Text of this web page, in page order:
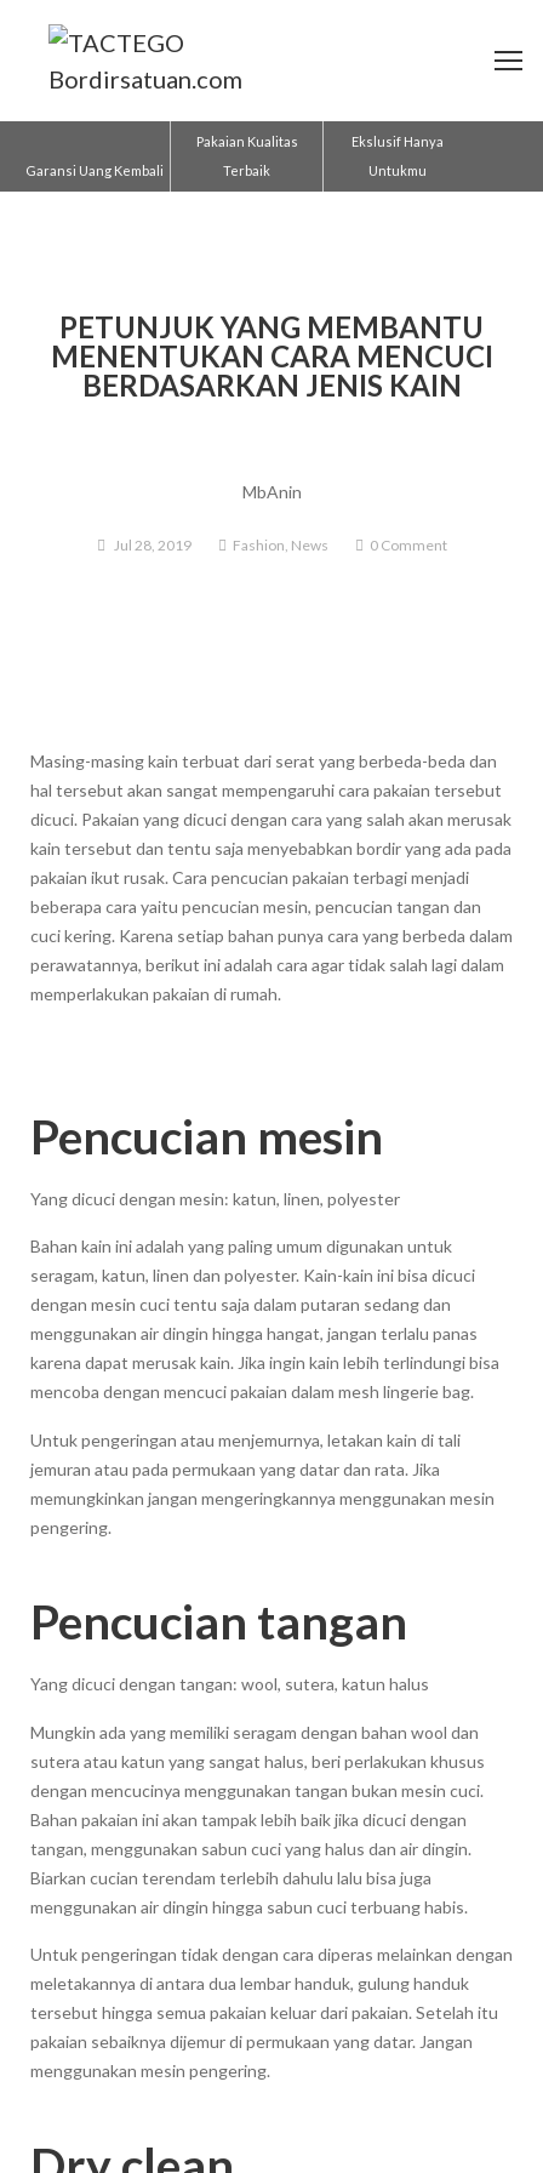
Garansi Uang Kembali
Pakaian Kualitas
Terbaik
Ekslusif Hanya
Untukmu
PETUNJUK YANG MEMBANTU
MENENTUKAN CARA MENCUCI
BERDASARKAN JENIS KAIN
MbAnin
Jul 28, 2019 Fashion, News 0 Comment
Masing-masing kain terbuat dari serat yang berbeda-beda dan
hal tersebut akan sangat mempengaruhi cara pakaian tersebut
dicuci. Pakaian yang dicuci dengan cara yang salah akan merusak
kain tersebut dan tentu saja menyebabkan bordir yang ada pada
pakaian ikut rusak. Cara pencucian pakaian terbagi menjadi
beberapa cara yaitu pencucian mesin, pencucian tangan dan
cuci kering. Karena setiap bahan punya cara yang berbeda dalam
perawatannya, berikut ini adalah cara agar tidak salah lagi dalam
memperlakukan pakaian di rumah.
Pencucian mesin
Yang dicuci dengan mesin: katun, linen, polyester
Bahan kain ini adalah yang paling umum digunakan untuk
seragam, katun, linen dan polyester. Kain-kain ini bisa dicuci
dengan mesin cuci tentu saja dalam putaran sedang dan
menggunakan air dingin hingga hangat, jangan terlalu panas
karena dapat merusak kain. Jika ingin kain lebih terlindungi bisa
mencoba dengan mencuci pakaian dalam mesh lingerie bag.
Untuk pengeringan atau menjemurnya, letakan kain di tali
jemuran atau pada permukaan yang datar dan rata. Jika
memungkinkan jangan mengeringkannya menggunakan mesin
pengering.
Pencucian tangan
Yang dicuci dengan tangan: wool, sutera, katun halus
Mungkin ada yang memiliki seragam dengan bahan wool dan
sutera atau katun yang sangat halus, beri perlakukan khusus
dengan mencucinya menggunakan tangan bukan mesin cuci.
Bahan pakaian ini akan tampak lebih baik jika dicuci dengan
tangan, menggunakan sabun cuci yang halus dan air dingin.
Biarkan cucian terendam terlebih dahulu lalu bisa juga
menggunakan air dingin hingga sabun cuci terbuang habis.
Untuk pengeringan tidak dengan cara diperas melainkan dengan
meletakannya di antara dua lembar handuk, gulung handuk
tersebut hingga semua pakaian keluar dari pakaian. Setelah itu
pakaian sebaiknya dijemur di permukaan yang datar. Jangan
menggunakan mesin pengering.